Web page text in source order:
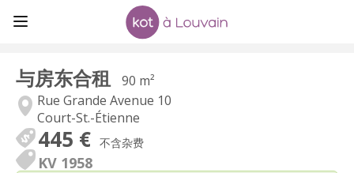
与房东合租
90 m²
Rue Grande Avenue 10
Court-St.-Étienne
445 € 不含杂费
KV 1958